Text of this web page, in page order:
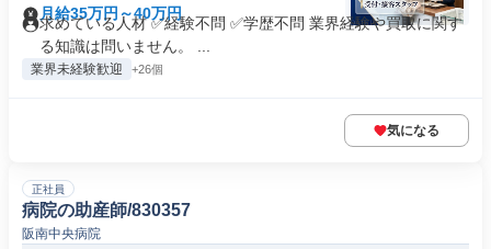
月給35万円～40万円
求めている人材 ✅経験不問 ✅学歴不問 業界経験や買取に関す
る知識は問いません。 ...
業界未経験歓迎 +26個
気になる
正社員
病院の助産師/830357
阪南中央病院